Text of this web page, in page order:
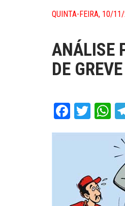
QUINTA-FEIRA, 10/
ANÁLISE
DE